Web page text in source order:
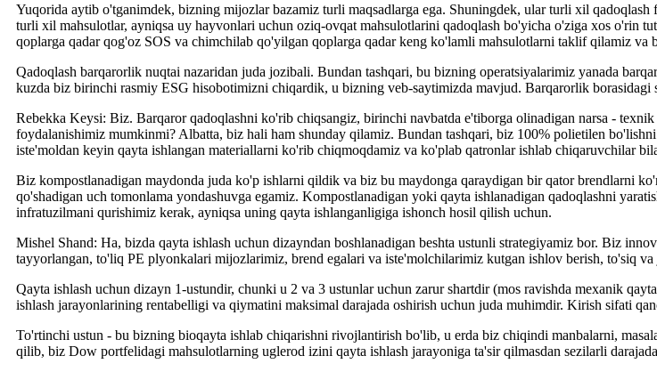
Yuqorida aytib o'tganimdek, bizning mijozlar bazamiz turli maqsadlarga ega. Shuningdek, ular turli xil
turli xil mahsulotlar, ayniqsa uy hayvonlari uchun oziq-ovqat mahsulotlarini qadoqlash bo'yicha o'ziga xos o'rin
qoplarga qadar qog'oz SOS va chimchilab qo'yilgan qoplarga qadar keng ko'lamli mahsulotlarni taklif qilamiz va
Qadoqlash barqarorlik nuqtai nazaridan juda jozibali. Bundan tashqari, bu bizning operatsiyalarimiz yanada
kuzda biz birinchi rasmiy ESG hisobotimizni chiqardik, u bizning veb-saytimizda mavjud. Barqarorlik borasidagi
Rebekka Keysi: Biz. Barqaror qadoqlashni ko'rib chiqsangiz, birinchi navbatda e'tiborga olinadigan narsa -
foydalanishimiz mumkinmi? Albatta, biz hali ham shunday qilamiz. Bundan tashqari, biz 100% polietilen
iste'moldan keyin qayta ishlangan materiallarni ko'rib chiqmoqdamiz va ko'plab qatronlar ishlab chiqaruvchilar
Biz kompostlanadigan maydonda juda ko'p ishlarni qildik va biz bu maydonga qaraydigan bir qator brendlarni
qo'shadigan uch tomonlama yondashuvga egamiz. Kompostlanadigan yoki qayta ishlanadigan qadoqlashni
infratuzilmani qurishimiz kerak, ayniqsa uning qayta ishlanganligiga ishonch hosil qilish uchun.
Mishel Shand: Ha, bizda qayta ishlash uchun dizayndan boshlanadigan beshta ustunli strategiyamiz bor. Biz
tayyorlangan, to'liq PE plyonkalari mijozlarimiz, brend egalari va iste'molchilarimiz kutgan ishlov berish, to'siq
Qayta ishlash uchun dizayn 1-ustundir, chunki u 2 va 3 ustunlar uchun zarur shartdir (mos ravishda mexanik
ishlash jarayonlarining rentabelligi va qiymatini maksimal darajada oshirish uchun juda muhimdir. Kirish sifati
To'rtinchi ustun - bu bizning bioqayta ishlab chiqarishni rivojlantirish bo'lib, u erda biz chiqindi manbalarni,
qilib, biz Dow portfelidagi mahsulotlarning uglerod izini qayta ishlash jarayoniga ta'sir qilmasdan sezilarli